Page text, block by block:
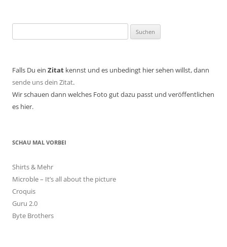
nach:
Falls Du ein Zitat kennst und es unbedingt hier sehen willst, dann
sende uns dein Zitat.
Wir schauen dann welches Foto gut dazu passt und veröffentlichen
es hier.
SCHAU MAL VORBEI
Shirts & Mehr
Microble – It’s all about the picture
Croquis
Guru 2.0
Byte Brothers